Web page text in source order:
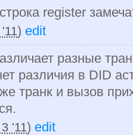
register
) edit
разные
различия в DID
транк и вызов
'11) edit